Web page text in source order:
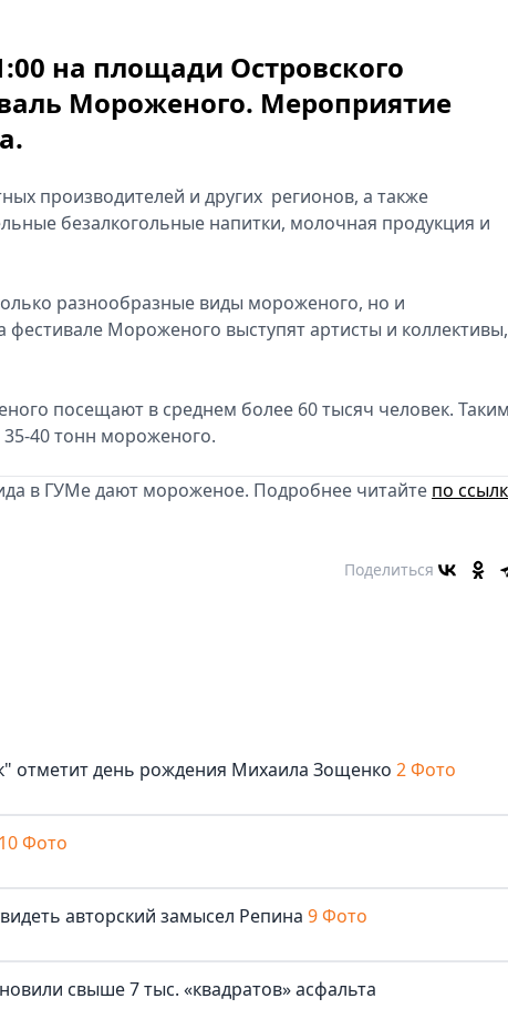
на площади Островского
Мороженого. Мероприятие
производителей и других регионов, а также
безалкогольные напитки, молочная продукция и
разнообразные виды мороженого, но и
Мороженого выступят артисты и коллективы,
посещают в среднем более 60 тысяч человек. Таким
40 тонн мороженого.
в ГУМе дают мороженое. Подробнее читайте по
Поделиться
отметит день рождения Михаила Зощенко 2 Фото
10 Фото
авторский замысел Репина 9 Фото
свыше 7 тыс. «квадратов» асфальта